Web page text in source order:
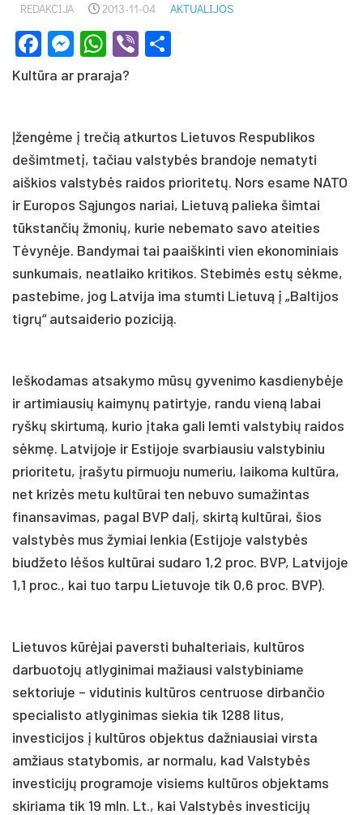
REDAKCIJA 2013-11-04 AKTUALIJOS
Facebook
Messenger
WhatsApp
Viber
Kultūra ar praraja?
Įžengėme į trečią atkurtos Lietuvos Respublikos
dešimtmetį, tačiau valstybės brandoje nematyti
aiškios valstybės raidos prioritetų. Nors esame NATO
ir Europos Sąjungos nariai, Lietuvą palieka šimtai
tūkstančių žmonių, kurie nebemato savo ateities
Tėvynėje. Bandymai tai paaiškinti vien ekonominiais
sunkumais, neatlaiko kritikos. Stebimės estų sėkme,
pastebime, jog Latvija ima stumti Lietuvą į „Baltijos
tigrų“ autsaiderio poziciją.
Ieškodamas atsakymo mūsų gyvenimo kasdienybėje
ir artimiausių kaimynų patirtyje, randu vieną labai
ryškų skirtumą, kurio įtaka gali lemti valstybių raidos
sėkmę. Latvijoje ir Estijoje svarbiausiu valstybiniu
prioritetu, įrašytu pirmuoju numeriu, laikoma kultūra,
net krizės metu kultūrai ten nebuvo sumažintas
finansavimas, pagal BVP dalį, skirtą kultūrai, šios
valstybės mus žymiai lenkia (Estijoje valstybės
biudžeto lėšos kultūrai sudaro 1,2 proc. BVP, Latvijoje
1,1 proc., kai tuo tarpu Lietuvoje tik 0,6 proc. BVP).
Lietuvos kūrėjai paversti buhalteriais, kultūros
darbuotojų atlyginimai mažiausi valstybiniame
sektoriuje – vidutinis kultūros centruose dirbančio
specialisto atlyginimas siekia tik 1288 litus,
investicijos į kultūros objektus dažniausiai virsta
amžiaus statybomis, ar normalu, kad Valstybės
investicijų programoje visiems kultūros objektams
skiriama tik 19 mln. Lt., kai Valstybės investicijų